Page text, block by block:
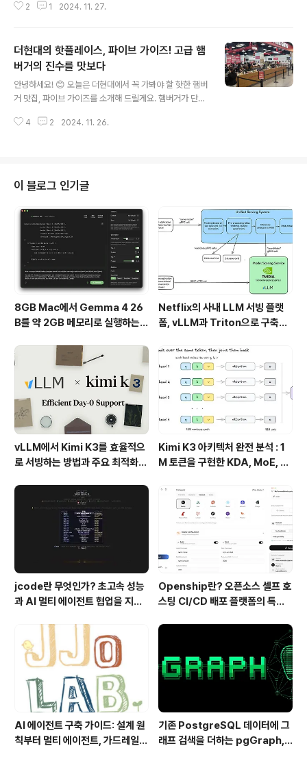
얀 눈 내리는 계절과 어울리는 달콤한 디저트를 함께 알아
화점에서도 만나볼 수 있게 되었습니다. 특별한 날이나 기
념일에 선물하기 딱 좋은 코쿠이의 카라멜 샌드는 깔끔한
포장과 맛으로 받는 분에게도 큰 기쁨을 줄 거예요.특히, 더
현대백화점 입점을 통해 광안리까지 가지 않아도 코쿠이를
즐길 수 있으니 서울에서도 간편하게 만나보세요!2. 다양
한 맛의 카라멜 샌드코쿠이의 대표 메뉴는 바로 카라멜 샌
2 1 2024. 11. 27.
더현대의 핫플레이스, 파이브 가이즈! 고급 햄
버거의 진수를 맛보다
안녕하세요! 😊 오늘은 더현대에서 꼭 가봐야 할 핫한 햄버
거 맛집, 파이브 가이즈를 소개해 드릴게요. 햄버거가 단순
즘, 파이브 가이즈는 그 흐름을 선도하는 곳인데요. 특히,
미국 정통 레시피, 고집스러운 맛의 비결창업자 제리 머렐
이 땅콩 기름에 튀긴 감자튀김에서 영감을 받아 모든 요리
에 땅콩 기름을 사용하는 것이 특징인데요.이 기름은 맛뿐
만 아니라 튀김의 바삭함과 고소함을 극대화시켜 줍니다.
그리고 무엇보다 감자튀김의 맛은 브랜드의 정체성이라 할
만큼 유명하답니다.2. 무제한 제공되는 ..
4 2 2024. 11. 26.
이 블로그 인기글
8GB Mac에서 Gemma 4 26
B를 약 2GB 메모리로 실행하는 T
Netflix의 사내 LLM 서빙 플랫
폼, vLLM과 Triton으로 구축한
vLLM에서 Kimi K3를 효율적으
로 서빙하는 방법과 주요 최적화
Kimi K3 아키텍처 완전 분석 : 1
M 토큰을 구현한 KDA, MoE, Fl
핵심 기술
jcode란 무엇인가? 초고속 성능
과 AI 멀티 에이전트 협업을 지원
Openship란? 오픈소스 셀프 호
스팅 CI/CD 배포 플랫폼의 특징
AI 에이전트 구축 가이드: 설계 원
칙부터 멀티 에이전트, 가드레일까
기존 PostgreSQL 데이터에 그
래프 검색을 더하는 pgGraph,